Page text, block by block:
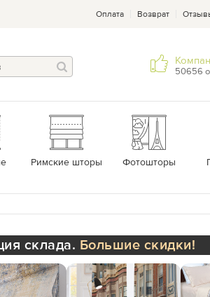
Оплата Возврат
50656
Римские шторы Фотошторы
склада. Большие скидки!